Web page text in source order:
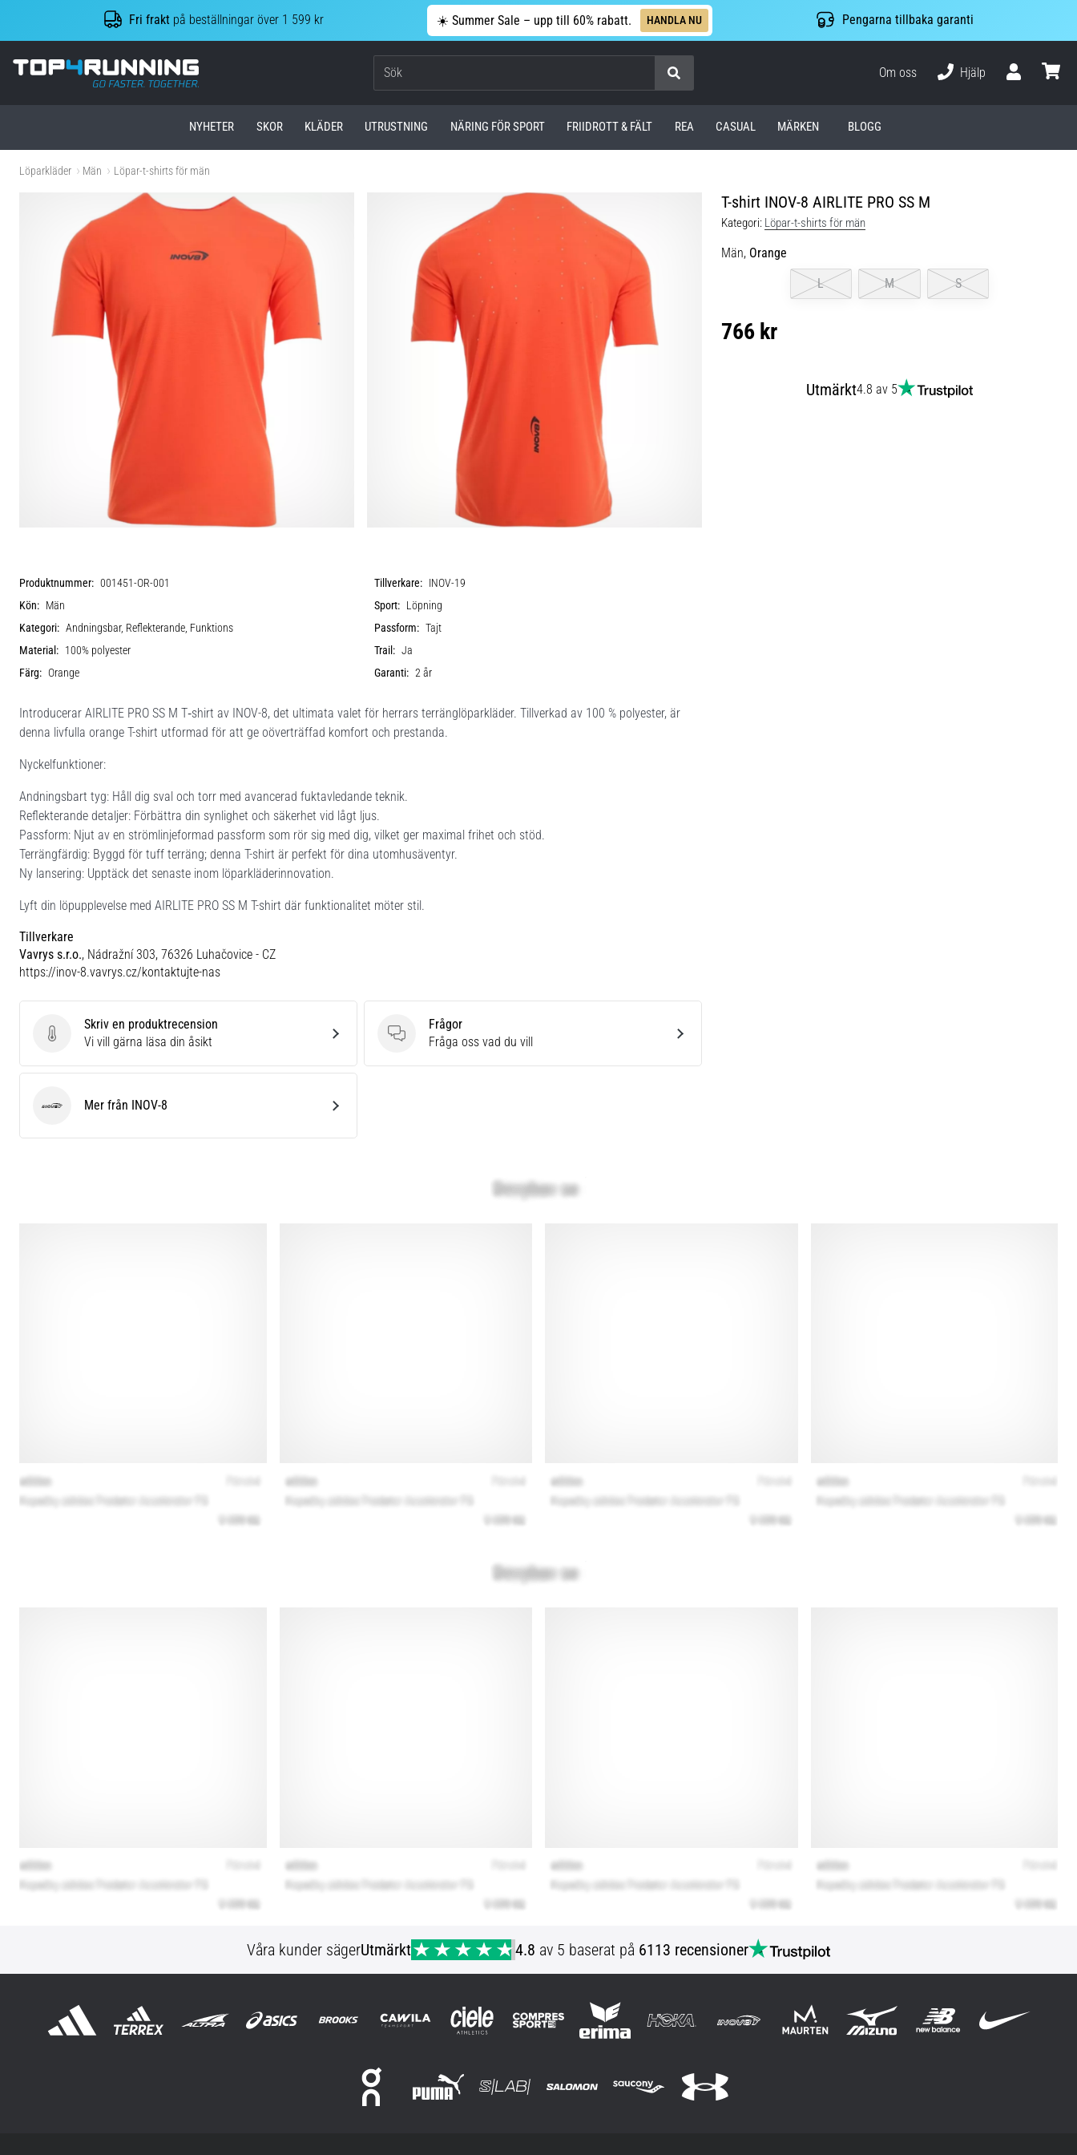
Fri frakt på beställningar över 1 599 kr ☀️ Summer Sale – upp till 60% rabatt. HANDLA NU Pengarna tillbaka garanti
Top4Running.se
Om oss
Hjälp
NYHETER SKOR KLÄDER UTRUSTNING NÄRING FÖR SPORT FRIIDROTT & FÄLT REA CASUAL MÄRKEN BLOGG
Löparkläder Män Löpar-t-shirts för män
T-shirt INOV-8 AIRLITE PRO SS M
Kategori: Löpar-t-shirts för män
Män, Orange
L
M S
766 kr
Utmärkt4.8 av 5
Produktnummer: 001451-OR-001 Tillverkare: INOV-19
Kön: Män Sport: Löpning
Kategori: Andningsbar, Reflekterande, Funktions Passform: Tajt
Material: 100% polyester Trail: Ja
Färg: Orange Garanti: 2 år
Introducerar AIRLITE PRO SS M T‑shirt av INOV-8, det ultimata valet för herrars terränglöparkläder. Tillverkad av 100 % polyester, är
denna livfulla orange T-shirt utformad för att ge oöverträffad komfort och prestanda.
Nyckelfunktioner:
Andningsbart tyg: Håll dig sval och torr med avancerad fuktavledande teknik.
Reflekterande detaljer: Förbättra din synlighet och säkerhet vid lågt ljus.
Passform: Njut av en strömlinjeformad passform som rör sig med dig, vilket ger maximal frihet och stöd.
Terrängfärdig: Byggd för tuff terräng; denna T-shirt är perfekt för dina utomhusäventyr.
Ny lansering: Upptäck det senaste inom löparkläderinnovation.
Lyft din löpupplevelse med AIRLITE PRO SS M T-shirt där funktionalitet möter stil.
Tillverkare
Vavrys s.r.o., Nádražní 303, 76326 Luhačovice - CZ
https://inov-8.vavrys.cz/kontaktujte-nas
Skriv en produktrecension
Skriv en produktrecension
Vi vill gärna läsa din åsikt
Frågor
Frågor
Fråga oss vad du vill
INOV-8Mer från INOV-8
Våra kunder sägerUtmärkt 4.8 av 5 baserat på 6113 recensioner